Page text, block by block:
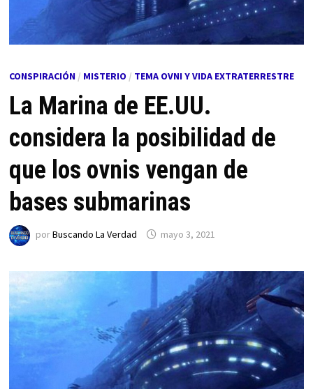
CONSPIRACIÓN/ MISTERIO / TEMA OVNI Y VIDA EXTRATERRESTRE
La Marina de EE.UU.
considera la posibilidad de
que los ovnis vengan de
bases submarinas
porBuscando La Verdad mayo 3, 2021